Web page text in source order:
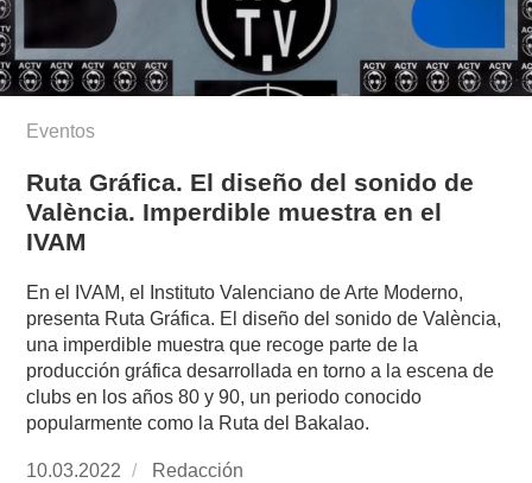
Eventos
Ruta Gráfica. El diseño del sonido de
València. Imperdible muestra en el
IVAM
En el IVAM, el Instituto Valenciano de Arte Moderno,
presenta Ruta Gráfica. El diseño del sonido de València,
una imperdible muestra que recoge parte de la
producción gráfica desarrollada en torno a la escena de
clubs en los años 80 y 90, un periodo conocido
popularmente como la Ruta del Bakalao.
Publicado
10.03.2022 https://www.experimenta.es/author/redaccion/
Redacción